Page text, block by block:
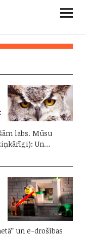
labs. Mūsu
Un…
un e-drošības